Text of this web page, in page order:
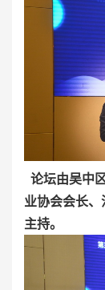
论坛由吴中
业协会会长
主持。